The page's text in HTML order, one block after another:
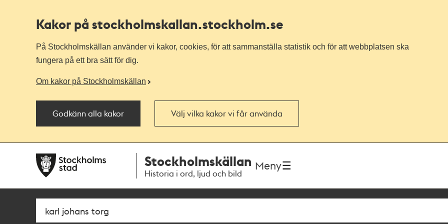
Kakor på stockholmskallan.stockholm.se
På Stockholmskällan använder vi kakor, cookies, för att sammanställa statistik och för att webbplatsen ska
fungera på ett bra sätt för dig.
Om kakor på Stockholmskällan
Godkänn alla kakor Välj vilka kakor vi får använda
navigationen
huvudinnehållet
Stockholmskällan
Historia i ord, ljud och bild
Meny
Sök